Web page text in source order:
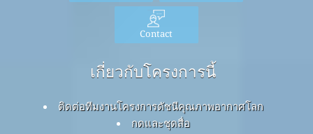
Contact
เกี่ยวกับโครงการนี้
ติดต่อทีมงานโครงการดัชนีคุณภาพอากาศโลก
กดและชุดสื่อ